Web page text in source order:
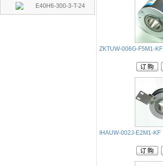
E40H6-300-3-T-24
ZKTUW-006G-F5M1-KF
IHAUW-002J-E2M1-KF